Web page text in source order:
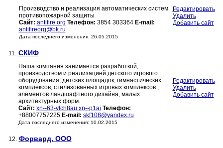
Производство и реализация автоматических систем
противопожарной защиты
Сайт: antifire.org Телефон: 3854 303364 E-mail:
antifireorg@bk.ru
Дата последнего изменения: 26.05.2015
Редактировать
Удалить
Добавить сайт
11. СКИФ
Наша компания занимается разработкой,
производством и реализацией детского игрового
оборудования, детских площадок, гимнастических
комплексов, стилизованных игровых комплексов ,
элементов ландшафтного дизайна, малых
архитектурных форм.
Сайт: xn--63-vlch8au.xn--p1ai Телефон:
+88007757225 E-mail: skf108@yandex.ru
Дата последнего изменения: 10.02.2015
Редактировать
Удалить
Добавить сайт
12. Форвард, ООО